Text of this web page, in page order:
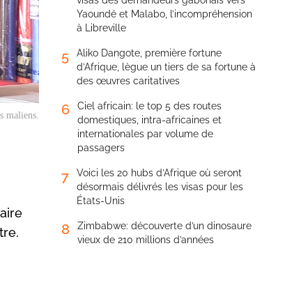
maliens.
Yaoundé et Malabo, l’incompréhension
à Libreville
5
Aliko Dangote, première fortune
d’Afrique, lègue un tiers de sa fortune à
des œuvres caritatives
6
Ciel africain: le top 5 des routes
domestiques, intra-africaines et
internationales par volume de
passagers
7
Voici les 20 hubs d’Afrique où seront
désormais délivrés les visas pour les
États-Unis
8
Zimbabwe: découverte d’un dinosaure
vieux de 210 millions d’années